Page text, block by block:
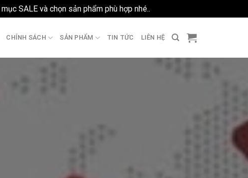
SALE và chọn sản phẩm phù hợp nhé..
CHÍNH SÁCH SẢN PHẨM TIN TỨC LIÊN HỆ